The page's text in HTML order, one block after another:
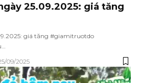
25.09.2025: giá tăng
giá tăng #giamitruotdo
09/2025